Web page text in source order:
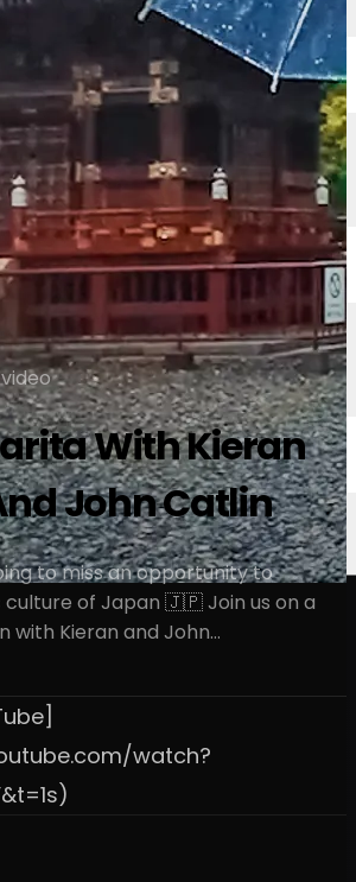
video
With Kieran
John Catlin
to miss an opportunity to
of Japan 🇯🇵 Join us on a
with Kieran and John…
watch?